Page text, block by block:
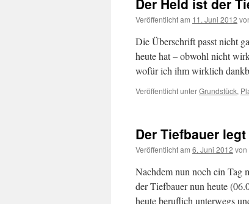
Der Held ist der
Veröffentlicht am 11. Juni 2012
Die Überschrift passt nicht
heute hat – obwohl nicht
wofür ich ihm wirklich
Veröffentlicht unterGrundstück,
Der Tiefbauer
Veröffentlicht am 6. Juni 2012 von
Nachdem nun noch ein Tag
der Tiefbauer nun heute
heute beruflich unterwegs